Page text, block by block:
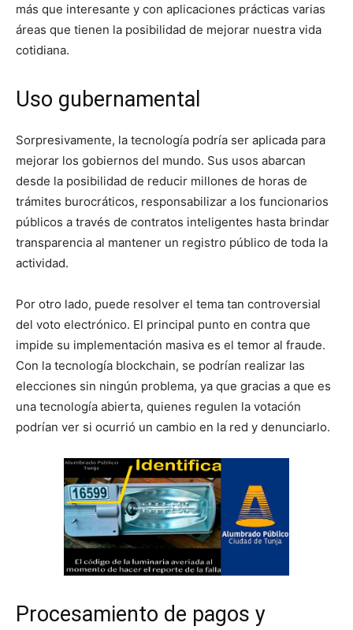
más que interesante y con aplicaciones prácticas varias
áreas que tienen la posibilidad de mejorar nuestra vida
cotidiana.
Uso gubernamental
Sorpresivamente, la tecnología podría ser aplicada para
mejorar los gobiernos del mundo. Sus usos abarcan
desde la posibilidad de reducir millones de horas de
trámites burocráticos, responsabilizar a los funcionarios
públicos a través de contratos inteligentes hasta brindar
transparencia al mantener un registro público de toda la
actividad.
Por otro lado, puede resolver el tema tan controversial
del voto electrónico. El principal punto en contra que
impide su implementación masiva es el temor al fraude.
Con la tecnología blockchain, se podrían realizar las
elecciones sin ningún problema, ya que gracias a que es
una tecnología abierta, quienes regulen la votación
podrían ver si ocurrió un cambio en la red y denunciarlo.
Procesamiento de pagos y